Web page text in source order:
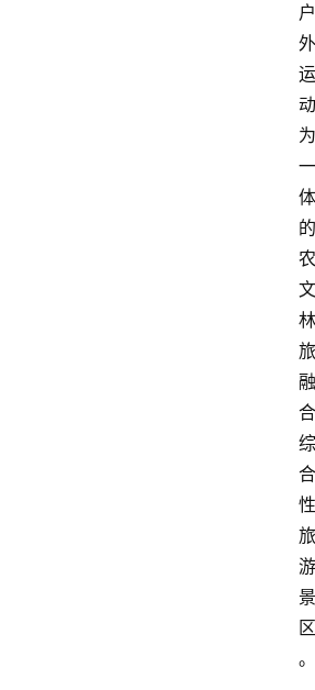
户
外
运
动
为
一
体
的
农
文
林
旅
融
合
综
合
性
旅
游
景
区
。